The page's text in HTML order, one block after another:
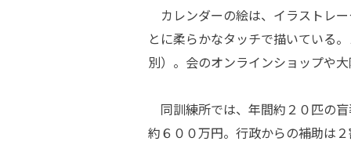
カレンダーの絵は、イラストレ
とに柔らかなタッチで描いている
別）。会のオンラインショップや
同訓練所では、年間約２０匹の
約６００万円。行政からの補助は